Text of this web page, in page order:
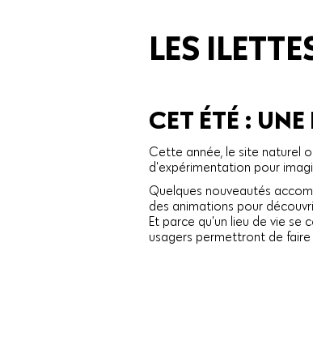
LES
CET ÉTÉ :
Cette année, le site naturel
d'expérimentation pour
Quelques nouveautés
des animations pour
Et parce qu'un lieu de vie se
usagers permettront de faire